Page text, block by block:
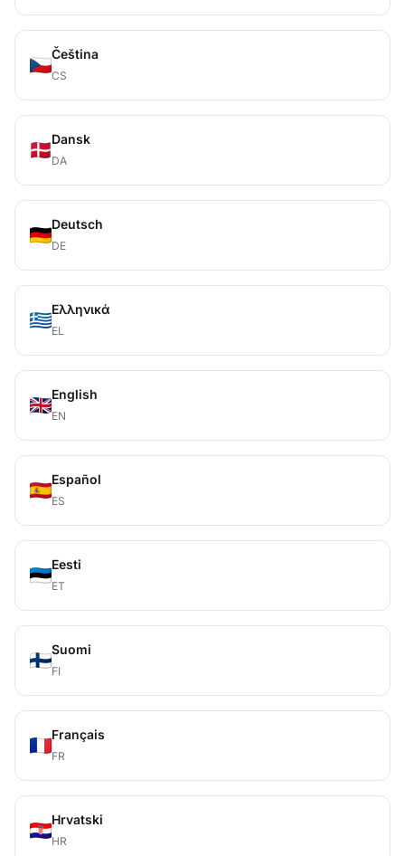
Čeština
CS
Dansk
DA
Deutsch
DE
Ελληνικά
EL
English
EN
Español
ES
Eesti
ET
Suomi
FI
Français
FR
Hrvatski
HR